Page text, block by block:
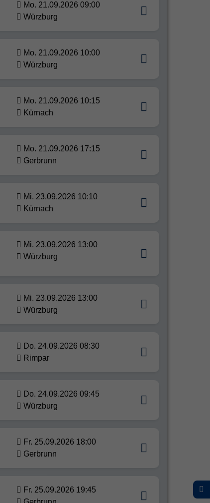
Mo. 21.09.2026 09:00
Würzburg
Mo. 21.09.2026 10:00
Würzburg
Mo. 21.09.2026 10:15
Kürnach
Mo. 21.09.2026 17:15
Gerbrunn
Mi. 23.09.2026 10:10
Kürnach
Mi. 23.09.2026 13:00
Würzburg
Mi. 23.09.2026 13:00
Würzburg
Do. 24.09.2026 08:30
Rimpar
Do. 24.09.2026 09:45
Würzburg
Fr. 25.09.2026 18:00
Gerbrunn
Fr. 25.09.2026 19:45